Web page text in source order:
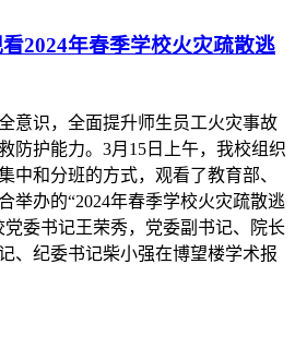
2024年春季学校火灾疏散逃
意识，全面提升师生员工火灾事故
防护能力。3月15日上午，我校组织
中和分班的方式，观看了教育部、
举办的“2024年春季学校火灾疏散逃
党委书记王荣秀，党委副书记、院长
、纪委书记柴小强在博望楼学术报